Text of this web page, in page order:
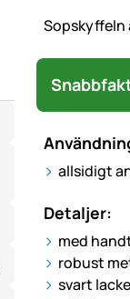
Sopskyffeln
allsidigt
Detaljer:
med
robust
svart